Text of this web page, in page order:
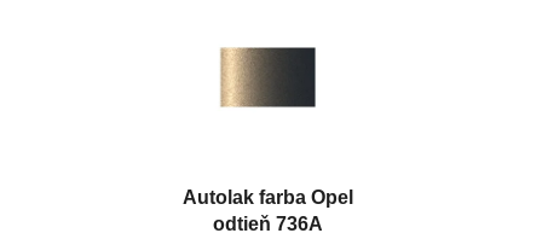
Autolak farba Opel
odtieň 736A